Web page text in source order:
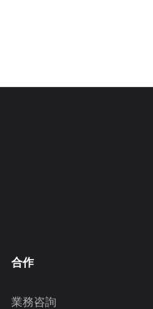
合作
業務咨詢